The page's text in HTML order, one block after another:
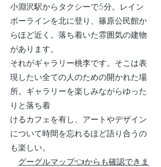
小淵沢駅からタクシーで5分。レイン
ボーラインを北に登り、篠原公民館か
らほど近く。落ち着いた雰囲気の建物
があります。
それがギャラリー桃李です。そこは表
現したい全ての人のための開かれた場
所。ギャラリーを楽しみながらゆった
りと落ち着
けるカフェを有し、アートやデザイン
について時間を忘れるほど語り合うの
も楽しい。
グーグルマップ👈から​も確認できま